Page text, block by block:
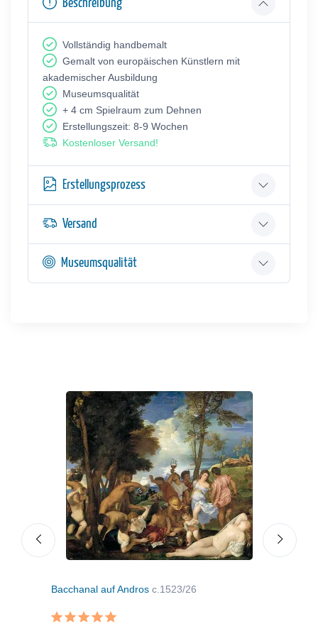
Beschreibung
Vollständig handbemalt
Gemalt von europäischen Künstlern mit
akademischer Ausbildung
Museumsqualität
+ 4 cm Spielraum zum Dehnen
Erstellungszeit: 8-9 Wochen
Kostenloser Versand!
Erstellungsprozess
Versand
Museumsqualität
Bacchanal auf Andros c.1523/26